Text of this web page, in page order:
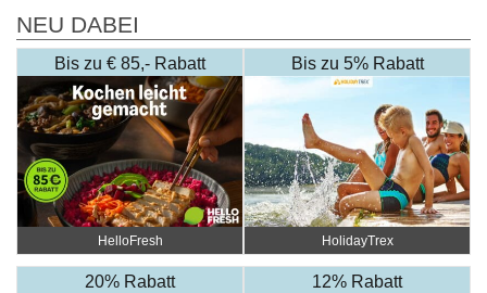
NEU DABEI
Bis zu € 85,- Rabatt
HelloFresh
Bis zu 5% Rabatt
HolidayTrex
20% Rabatt 12% Rabatt